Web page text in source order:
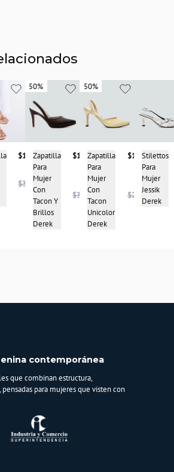
$193.950
$386.950
50%
50%
Zapatilla
Para
Mujer
Con
Tacon Y
Brillos
Derek
$193.950
$387.950
50%
50%
Zapatilla
Para
Mujer
Con
Tacon
Unicolor
Derek
$113.950
$227.900
Stilettos
Para
Mujer
Jessik
Derek
contemporánea
que combinan estructura,
para mujeres que visten con